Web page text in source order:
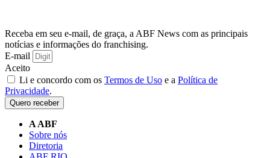
Receba em seu e-mail, de graça, a ABF News com as principais
notícias e informações do franchising.
E-mail
Aceito
Li e concordo com os Termos de Uso e a Política de
Privacidade.
Quero receber
A ABF
Sobre nós
Diretoria